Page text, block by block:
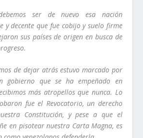
ser de nuevo esa nación
y decente que fue cobijo y suelo firme
sus países de origen en busca de
de dejar atrás estuvo marcado por
gobierno que se ha empeñado en
más atropellos que nunca. Lo
fue el Revocatorio, un derecho
Constitución, y pese a que el
en pisotear nuestra Carta Magna, es